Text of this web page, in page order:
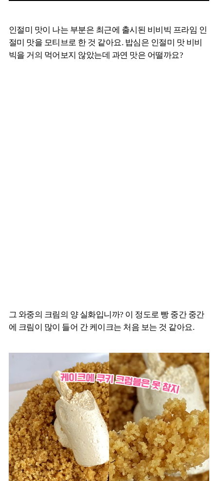
인절미 맛이 나는 부분은 최근에 출시된 비비빅 프라임 인
절미 맛을 모티브로 한 것 같아요. 밥심은 인절미 맛 비비
빅을 거의 먹어보지 않았는데 과연 맛은 어떨까요?
그 와중의 크림의 양 실화입니까? 이 정도로 빵 중간 중간
에 크림이 많이 들어 간 케이크는 처음 보는 것 같아요.